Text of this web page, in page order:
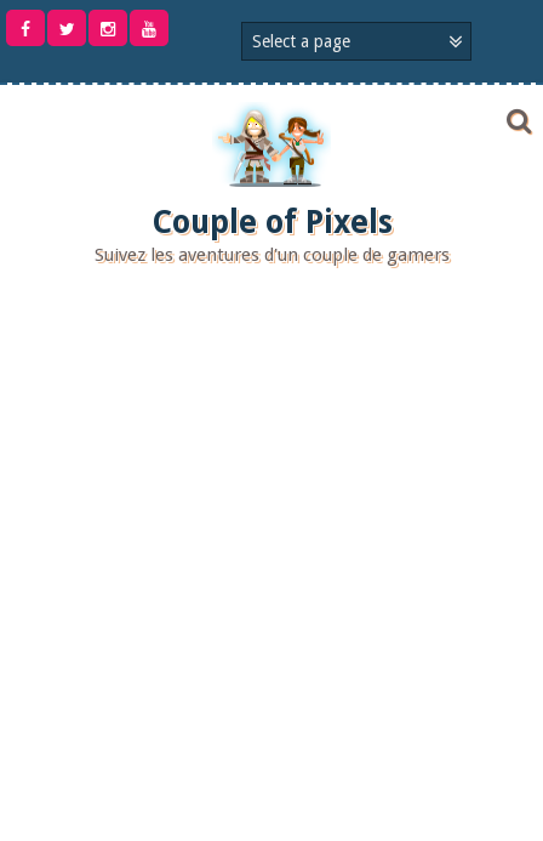
Aller
Couple of Pixels
Suivez les aventures d'un couple de gamers